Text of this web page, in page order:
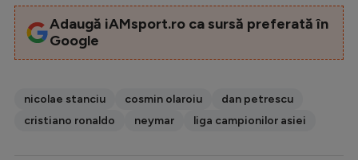
Adaugă iAMsport.ro ca sursă preferată în
Google
nicolae stanciu cosmin olaroiu
dan petrescu
cristiano ronaldo
neymar liga campionilor asiei